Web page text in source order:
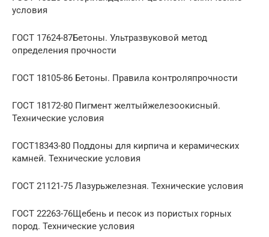
условия
ГОСТ 17624-87Бетоны. Ультразвуковой метод
определения прочности
ГОСТ 18105-86 Бетоны. Правила контроляпрочности
ГОСТ 18172-80 Пигмент желтыйжелезоокисный.
Технические условия
ГОСТ18343-80 Поддоны для кирпича и керамических
камней. Технические условия
ГОСТ 21121-75 Лазурьжелезная. Технические условия
ГОСТ 22263-76Щебень и песок из пористых горных
пород. Технические условия